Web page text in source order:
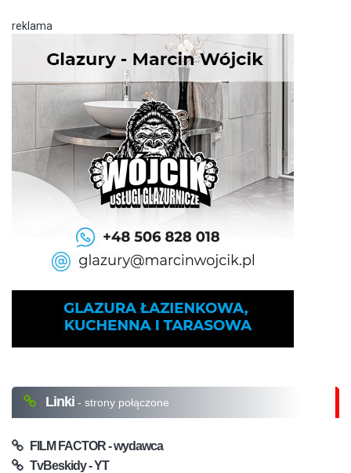
reklama
Linki - strony połączone
FILM FACTOR - wydawca
TvBeskidy - YT